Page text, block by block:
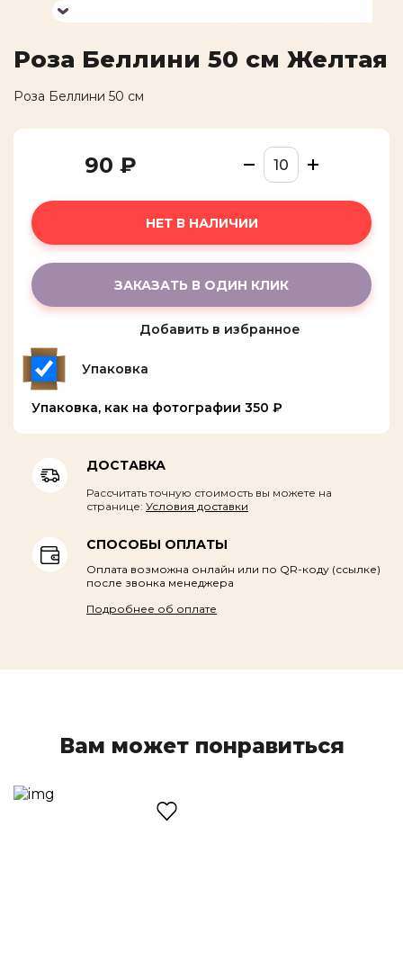
Роза Беллини 50 см Желтая
Роза Беллини 50 см
90 ₽
НЕТ В НАЛИЧИИ
Добавить в избранное
ЗАКАЗАТЬ В ОДИН КЛИК
Упаковка
Упаковка, как на фотографии 350 ₽
ДОСТАВКА
Рассчитать точную стоимость вы можете на
странице: Условия доставки
СПОСОБЫ ОПЛАТЫ
Оплата возможна онлайн или по QR-коду (ссылке)
после звонка менеджера
Подробнее об оплате
Вам может понравиться